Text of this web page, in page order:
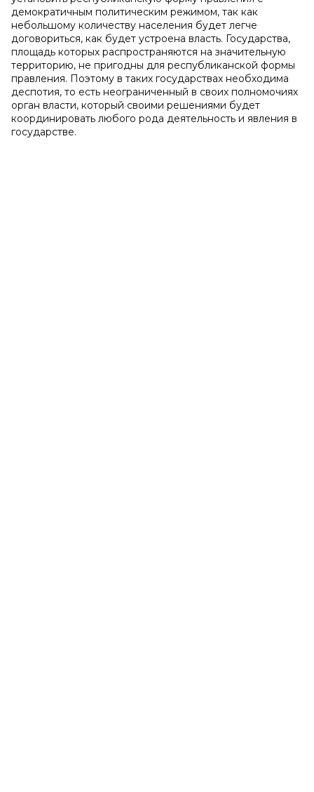
демократичным политическим режимом, так как
небольшому количеству населения будет легче
договориться, как будет устроена власть. Государства,
площадь которых распространяются на значительную
территорию, не пригодны для республиканской формы
правления. Поэтому в таких государствах необходима
деспотия, то есть неограниченный в своих полномочиях
орган власти, который своими решениями будет
координировать любого рода деятельность и явления в
государстве.